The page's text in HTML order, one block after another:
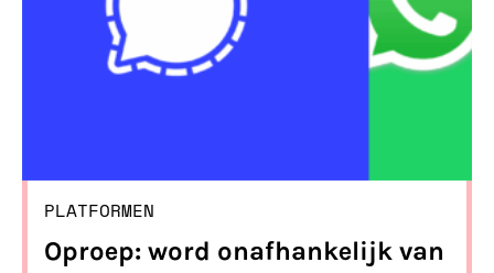
PLATFORMEN
Oproep: word onafhankelijk van